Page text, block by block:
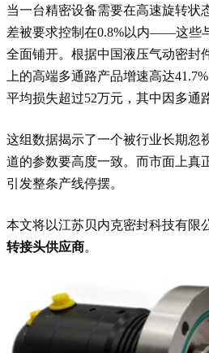
当一台精密设备需要在高速旋转状
差被要求控制在0.8%以内——这些
全面铺开。根据中国液压气动密封
上的高端多通路产品增速高达
平均损失超过52万元，其中因多通
这组数据揭示了一个被行业长期
道的参数要高度一致。而市面上真
引发整条产线停摆。
本文将以江苏贝内克密封科技有限
转接头供应商。